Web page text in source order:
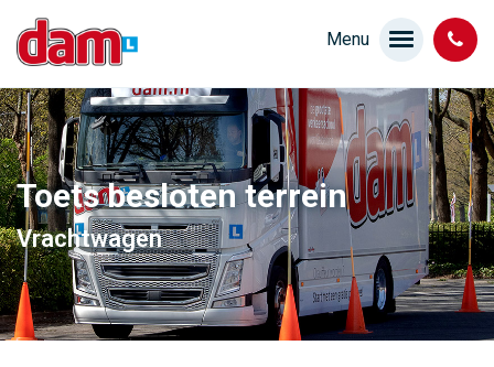
Toets besloten terrein
Vrachtwagen